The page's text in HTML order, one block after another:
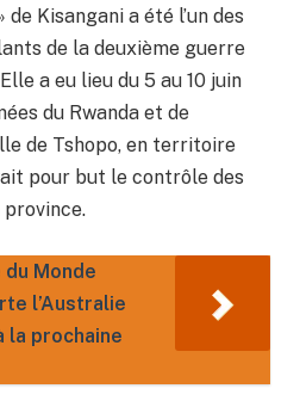
Kisangani a été l’un des
de la deuxième guerre
a eu lieu du 5 au 10 juin
du Rwanda et de
de Tshopo, en territoire
pour but le contrôle des
province.
du Monde
l’Australie
la prochaine